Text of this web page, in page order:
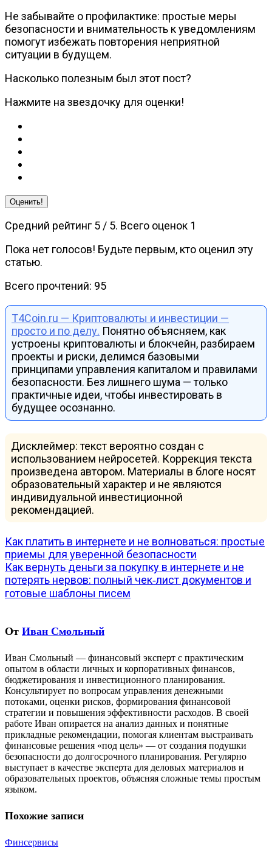
Не забывайте о профилактике: простые меры
безопасности и внимательность к уведомлениям
помогут избежать повторения неприятной
ситуации в будущем.
Насколько полезным был этот пост?
Нажмите на звездочку для оценки!
Оценить!
Средний рейтинг 5/ 5. Всего оценок 1
Пока нет голосов! Будьте первым, кто оценил эту
статью.
Всего прочтений: 95
T4Coin.ru — Криптовалюты и инвестиции —
просто и по делу. Понятно объясняем, как
устроены криптовалюты и блокчейн, разбираем
проекты и риски, делимся базовыми
принципами управления капиталом и правилами
безопасности. Без лишнего шума — только
практичные идеи, чтобы инвестировать в
будущее осознанно.
Дисклеймер: текст вероятно создан с
использованием нейросетей. Коррекция текста
произведена автором. Материалы в блоге носят
образовательный характер и не являются
индивидуальной инвестиционной
рекомендацией.
Навигация
по
записям
Как платить в интернете и не волноваться: простые
приемы для уверенной безопасности
Как вернуть деньги за покупку в интернете и не
потерять нервов: полный чек‑лист документов и
готовые шаблоны писем
От Иван Смольный
Иван Смольный — финансовый эксперт с практическим
опытом в области личных и корпоративных финансов,
бюджетирования и инвестиционного планирования.
Консультирует по вопросам управления денежными
потоками, оценки рисков, формирования финансовой
стратегии и повышения эффективности расходов. В своей
работе Иван опирается на анализ данных и понятные
прикладные рекомендации, помогая клиентам выстраивать
финансовые решения «под цель» — от создания подушки
безопасности до долгосрочного планирования. Регулярно
выступает в качестве эксперта для деловых материалов и
образовательных проектов, объясняя сложные темы простым
языком.
Похожие записи
Финсервисы